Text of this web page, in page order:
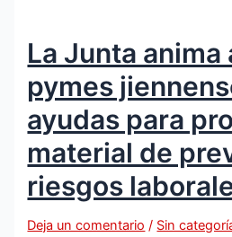
la
décima
edición
del
programa
Explora
IES
de
La Junta anima
pymes
ayudas para
material de
riesgos
Deja un comentario / Sin